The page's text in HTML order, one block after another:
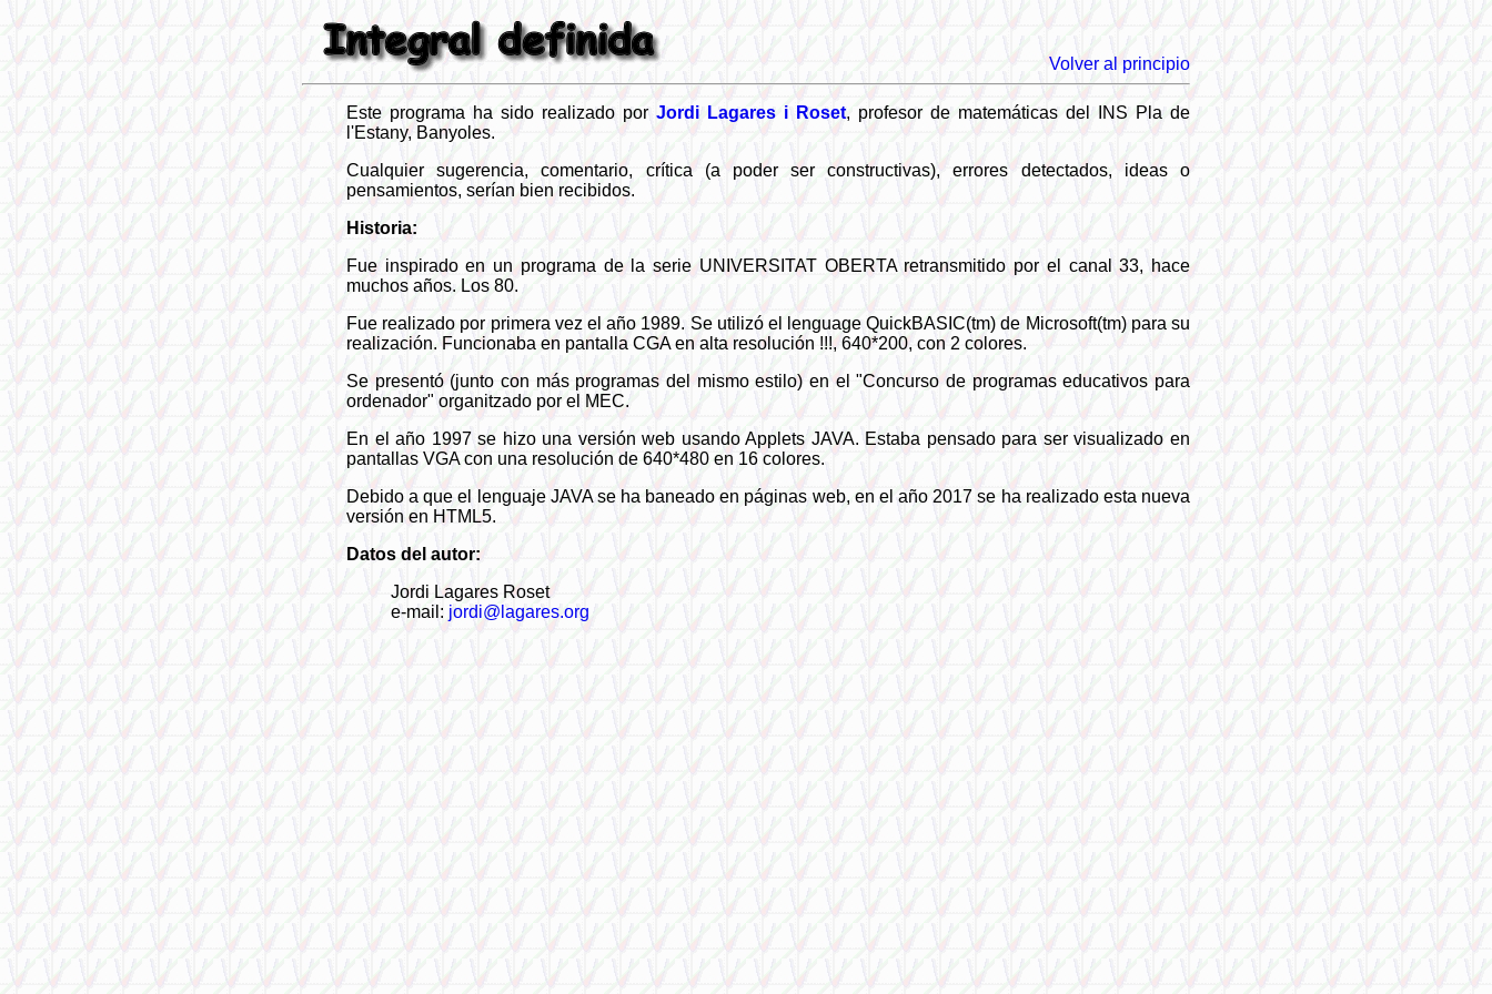
Volver al principio
Este programa ha sido realizado por Jordi Lagares i Roset, profesor de matemáticas del INS Pla de
l'Estany, Banyoles.
Cualquier sugerencia, comentario, crítica (a poder ser constructivas), errores detectados, ideas o
pensamientos, serían bien recibidos.
Historia:
Fue inspirado en un programa de la serie UNIVERSITAT OBERTA retransmitido por el canal 33, hace
muchos años. Los 80.
Fue realizado por primera vez el año 1989. Se utilizó el lenguage QuickBASIC(tm) de Microsoft(tm) para su
realización. Funcionaba en pantalla CGA en alta resolución !!!, 640*200, con 2 colores.
Se presentó (junto con más programas del mismo estilo) en el "Concurso de programas educativos para
ordenador" organitzado por el MEC.
En el año 1997 se hizo una versión web usando Applets JAVA. Estaba pensado para ser visualizado en
pantallas VGA con una resolución de 640*480 en 16 colores.
Debido a que el lenguaje JAVA se ha baneado en páginas web, en el año 2017 se ha realizado esta nueva
versión en HTML5.
Datos del autor:
Jordi Lagares Roset
e-mail: jordi@lagares.org